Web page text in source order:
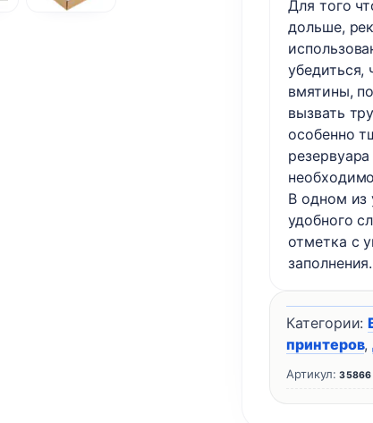
Для того
дольше,
убедиться,
вмятины,
вызвать
особенно
В одном из
удобного
отметка с
заполнения.
Premium
Артикул:35866
Категории:
принтеров,